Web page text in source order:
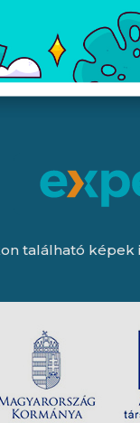
(P):
található képek